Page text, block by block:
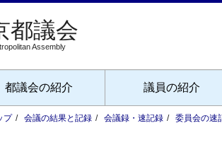
Assembly
都議会の紹介 議員の紹介
プ 会議の結果と記録 会議録・速記録 委員会の速